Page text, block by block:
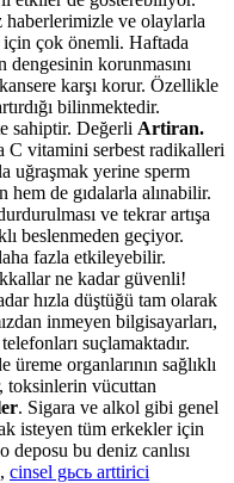
ve olaylarla
çok önemli. Haftada
korunmasını
karşı korur. Özellikle
bilinmektedir.
sahiptir. Değerli Artiran.
C vitamini serbest radikalleri
uğraşmak yerine sperm
hem de gıdalarla alınabilir.
ve tekrar artışa
beslenmeden geçiyor.
fazla etkileyebilir.
ne kadar güvenli!
hızla düştüğü tam olarak
inmeyen bilgisayarları,
suçlamaktadır.
organlarının sağlıklı
toksinlerin vücuttan
. Sigara ve alkol gibi genel
isteyen tüm erkekler için
bu deniz canlısı
cinsel gьcь arttirici